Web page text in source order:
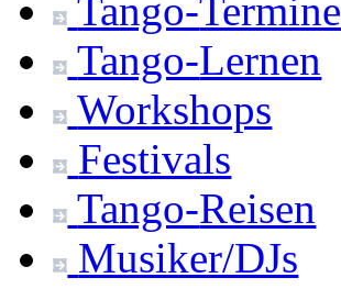
Tango-Termine
Tango-Lernen
Workshops
Festivals
Tango-Reisen
Musiker/DJs